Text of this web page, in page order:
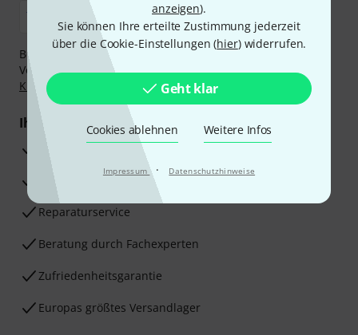
anzeigen).
Sie können Ihre erteilte Zustimmung jederzeit
über die Cookie-Einstellungen (hier) widerrufen.
Geht klar
Cookies ablehnen Weitere Infos
Impressum · Datenschutzhinweise
Bezahlen Sie vertraulich und sicher per Nachnahme,
Vorkasse, PayPal, Amazon Pay,Klarna Sofort bezahlen
Klarna Ratenzahlung
oder Kreditkarte.
Ihre Vorteile
3 Jahre Thomann Garantie
30 Tage Money-Back-Garantie
Reparaturservice
Beratung durch Fachexperten
Zufriedenheitsgarantie
Europas größtes Versandlager